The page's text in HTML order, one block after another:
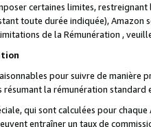
certaines limites,
toute durée indiquée),
de la Rémunération ,
pour suivre de manière
la rémunération standard
qui sont calculées pour
entraîner un taux de